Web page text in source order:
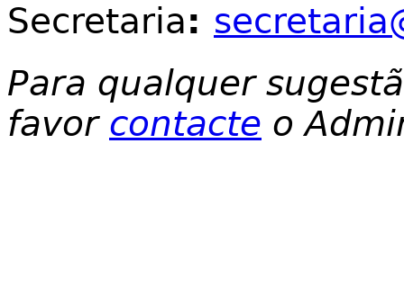
Secretaria:
Para qualquer
favor contacte o